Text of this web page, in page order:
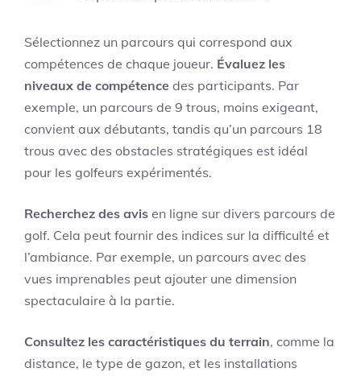
Sélectionnez un parcours qui correspond aux
compétences de chaque joueur. Évaluez les
niveaux de compétence des participants. Par
exemple, un parcours de 9 trous, moins exigeant,
convient aux débutants, tandis qu’un parcours 18
trous avec des obstacles stratégiques est idéal
pour les golfeurs expérimentés.
Recherchez des avis en ligne sur divers parcours de
golf. Cela peut fournir des indices sur la difficulté et
l’ambiance. Par exemple, un parcours avec des
vues imprenables peut ajouter une dimension
spectaculaire à la partie.
Consultez les caractéristiques du terrain, comme la
distance, le type de gazon, et les installations